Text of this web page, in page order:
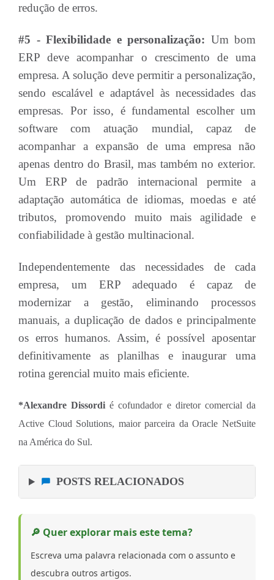
redução de erros.
#5 - Flexibilidade e personalização: Um bom
ERP deve acompanhar o crescimento de uma
empresa. A solução deve permitir a personalização,
sendo escalável e adaptável às necessidades das
empresas. Por isso, é fundamental escolher um
software com atuação mundial, capaz de
acompanhar a expansão de uma empresa não
apenas dentro do Brasil, mas também no exterior.
Um ERP de padrão internacional permite a
adaptação automática de idiomas, moedas e até
tributos, promovendo muito mais agilidade e
confiabilidade à gestão multinacional.
Independentemente das necessidades de cada
empresa, um ERP adequado é capaz de
modernizar a gestão, eliminando processos
manuais, a duplicação de dados e principalmente
os erros humanos. Assim, é possível aposentar
definitivamente as planilhas e inaugurar uma
rotina gerencial muito mais eficiente.
*Alexandre Dissordié cofundador e diretor comercial da
Active Cloud Solutions, maior parceira da Oracle NetSuite
na América do Sul.
POSTS RELACIONADOS
🔎 Quer explorar mais este tema?
Escreva uma palavra relacionada com o assunto e
descubra outros artigos.